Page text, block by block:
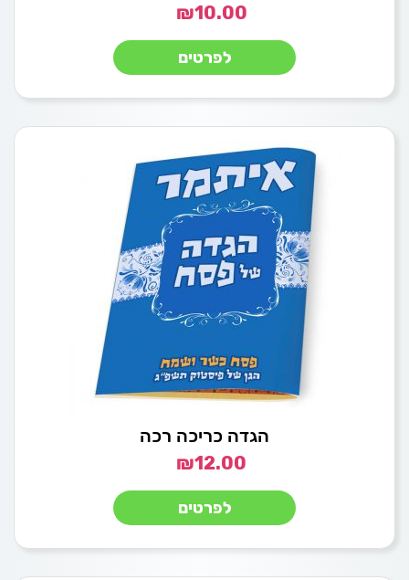
₪10.00
לפרטים
הגדה כריכה רכה
₪12.00
לפרטים